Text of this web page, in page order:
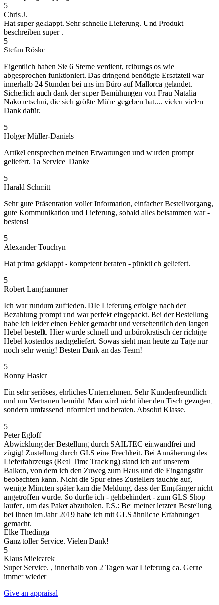
5
Chris J.
Hat super geklappt. Sehr schnelle Lieferung. Und Produkt
beschreiben super .
5
Stefan Röske
Eigentlich haben Sie 6 Sterne verdient, reibungslos wie
abgesprochen funktioniert. Das dringend benötigte Ersatzteil war
innerhalb 24 Stunden bei uns im Büro auf Mallorca gelandet.
Sicherlich auch dank der super Bemühungen von Frau Natalia
Nakonetschni, die sich größte Mühe gegeben hat.... vielen vielen
Dank dafür.
5
Holger Müller-Daniels
Artikel entsprechen meinen Erwartungen und wurden prompt
geliefert. 1a Service. Danke
5
Harald Schmitt
Sehr gute Präsentation voller Information, einfacher Bestellvorgang,
gute Kommunikation und Lieferung, sobald alles beisammen war -
bestens!
5
Alexander Touchyn
Hat prima geklappt - kompetent beraten - pünktlich geliefert.
5
Robert Langhammer
Ich war rundum zufrieden. DIe Lieferung erfolgte nach der
Bezahlung prompt und war perfekt eingepackt. Bei der Bestellung
habe ich leider einen Fehler gemacht und versehentlich den langen
Hebel bestellt. Hier wurde schnell und unbürokratisch der richtige
Hebel kostenlos nachgeliefert. Sowas sieht man heute zu Tage nur
noch sehr wenig! Besten Dank an das Team!
5
Ronny Hasler
Ein sehr seriöses, ehrliches Unternehmen. Sehr Kundenfreundlich
und um Vertrauen bemüht. Man wird nicht über den Tisch gezogen,
sondern umfassend informiert und beraten. Absolut Klasse.
5
Peter Egloff
Abwicklung der Bestellung durch SAILTEC einwandfrei und
zügig! Zustellung durch GLS eine Frechheit. Bei Annäherung des
Lieferfahrzeugs (Real Time Tracking) stand ich auf unserem
Balkon, von dem ich den Zuweg zum Haus und die Eingangstür
beobachten kann. Nicht die Spur eines Zustellers tauchte auf,
wenige Minuten später kam die Meldung, dass der Empfänger nicht
angetroffen wurde. So durfte ich - gehbehindert - zum GLS Shop
laufen, um das Paket abzuholen. P.S.: Bei meiner letzten Bestellung
bei Ihnen im Jahr 2019 habe ich mit GLS ähnliche Erfahrungen
gemacht.
Elke Thedinga
Ganz toller Service. Vielen Dank!
5
Klaus Mielcarek
Super Service. , innerhalb von 2 Tagen war Lieferung da. Gerne
immer wieder
Give an appraisal